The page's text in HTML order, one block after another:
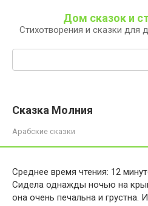
контенту
Дом сказок и
Стихотворения и сказки для
Сказка Молния
Арабские сказки
Среднее время чтения: 12
Сидела однажды ночью на
она очень печальна и грустна.